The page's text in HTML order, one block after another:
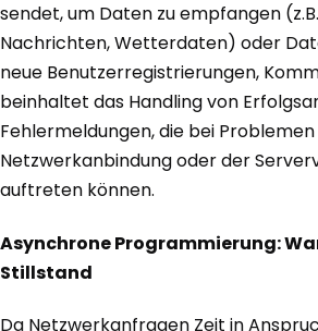
sendet, um Daten zu empfangen
Nachrichten, Wetterdaten) oder
neue Benutzerregistrierungen,
beinhaltet das Handling von
Fehlermeldungen, die bei
Netzwerkanbindung oder der
auftreten können.
Asynchrone Programmierung:
Stillstand
Da Netzwerkanfragen Zeit in